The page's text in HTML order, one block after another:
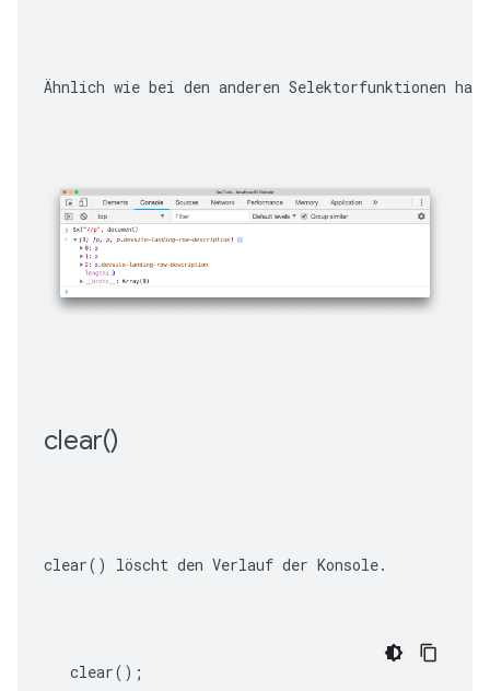
Ähnlich wie bei den anderen Selektorfunktionen hat
clear()
clear() löscht den Verlauf der Konsole.
clear();